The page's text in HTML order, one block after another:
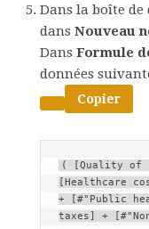
Dans la boîte de
dans Nouveau
Dans Formule
données
Copier
( [Quality of
[Healthcare
+ [#"Public